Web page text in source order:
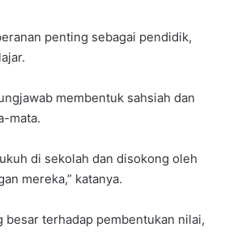
penting sebagai pendidik,
membentuk sahsiah dan
mata.
di sekolah dan disokong oleh
mereka,” katanya.
besar terhadap pembentukan nilai,